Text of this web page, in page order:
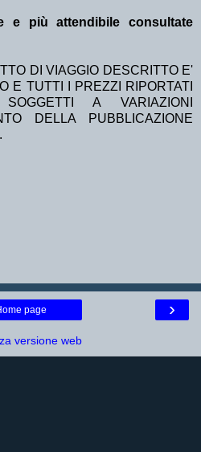
e più attendibile consultate
DI VIAGGIO DESCRITTO E'
E TUTTI I PREZZI RIPORTATI
A VARIAZIONI
DELLA PUBBLICAZIONE
›
page
versione web